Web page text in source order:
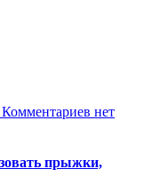
Комментариев нет
прыжки,